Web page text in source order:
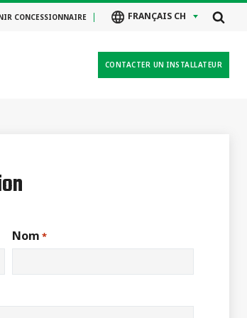
CONCESSIONNAIRE FRANÇAIS CH
CONTACTER UN INSTALLATEUR
Nom *